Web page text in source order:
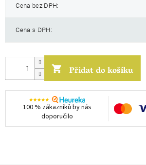
Cena bez DPH:
Cena s DPH:
Přidat do košíku
100 % zákazníků by nás
doporučilo